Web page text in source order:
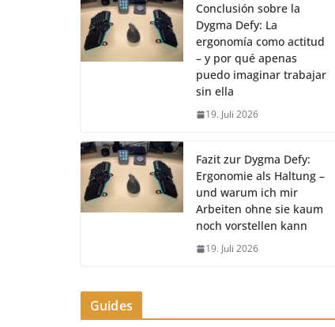
Conclusión sobre la
Dygma Defy: La
ergonomía como actitud
– y por qué apenas
puedo imaginar trabajar
sin ella
19. Juli 2026
Fazit zur Dygma Defy:
Ergonomie als Haltung –
und warum ich mir
Arbeiten ohne sie kaum
noch vorstellen kann
19. Juli 2026
Guides